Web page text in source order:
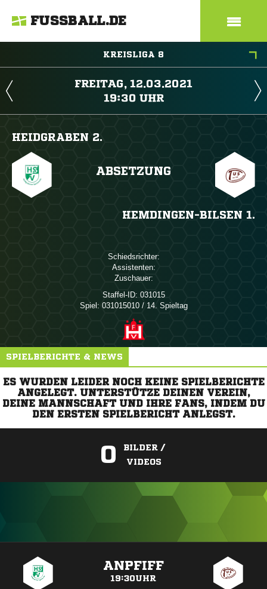
FUSSBALL.DE
KREISLIGA 8
 
 
HEIDGRABEN 2.
ABSETZUNG
HEMDINGEN-BILSEN 1.
Schiedsrichter:
Assistenten:
Zuschauer:
Staffel-ID: 031015
Spiel: 031015010 / 14. Spieltag
SPIELBERICHTE & NEWS
ES WURDEN LEIDER NOCH KEINE SPIELBERICHTE
ANGELEGT. UNTERSTÜTZE DEINEN VEREIN,
DEINE MANNSCHAFT UND IHRE FANS, INDEM DU
DEN ERSTEN SPIELBERICHT ANLEGST.
0
BILDER /
VIDEOS
ANPFIFF
19:30UHR